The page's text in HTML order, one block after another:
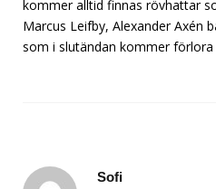
kommer alltid finnas rövhattar
Marcus Leifby, Alexander Axén
som i slutändan kommer
Sofi